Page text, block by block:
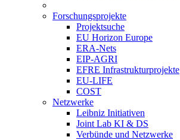
Forschungsprojekte
Projektsuche
EU Horizon Europe
ERA-Nets
EIP-AGRI
EFRE Infrastrukturprojekte
EU-LIFE
COST
Netzwerke
Leibniz Initiativen
Joint Lab KI & DS
Verbünde und Netzwerke